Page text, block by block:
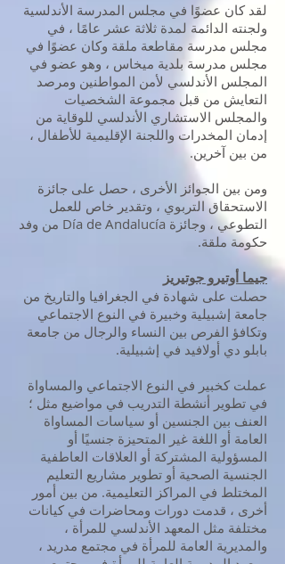
لقد كان عضوًا في مجلس المدرسة الأندلسية
ولجنته الدائمة لمدة ثلاثة عشر عامًا ، في
مجلس مدرسة مقاطعة ملقة وكان عضوًا في
مجلس مدرسة بلدية ميخاس ، وهو عضو في
المجلس الأندلسي لأمن المواطنين ومرصد
التعايش من قبل مجموعة الشخصيات
والمجلس الاستشاري الأندلسي للوقاية من
إدمان المخدرات واللجنة الإقليمية للأطفال ،
من بين آخرين.
ومن بين الجوائز الأخرى ، حصل على جائزة
الاستحقاق التربوي ، وتقدير خاص للعمل
التطوعي ، وجائزة Día de Andalucía من وفد
حكومة ملقة.
جيما أوتيرو جوتيريز
حصلت على شهادة في الجغرافيا والتاريخ من
جامعة إشبيلية وخبيرة في النوع الاجتماعي
وتكافؤ الفرص بين النساء والرجال من جامعة
بابلو دي أولافيد في إشبيلية.
عملت كخبير في النوع الاجتماعي والمساواة
في تطوير أنشطة التدريب في مواضيع مثل ؛
العنف بين الجنسين أو سياسات المساواة
العامة أو اللغة غير المتحيزة جنسيًا أو
المسؤولية المشتركة أو العلاقات العاطفية
الجنسية الصحية أو تطوير مشاريع التعليم
المختلط في المراكز التعليمية. من بين أمور
أخرى ، قدمت دورات ومحاضرات في كيانات
مختلفة مثل المعهد الأندلسي للمرأة ،
والمديرية العامة للمرأة في مجتمع مدريد ،